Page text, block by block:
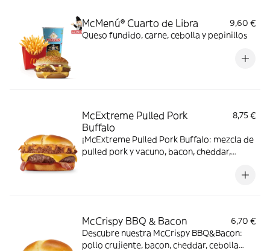
McMenú® Cuarto de Libra
9,60 €
Queso fundido, carne, cebolla y pepinillos
McExtreme Pulled Pork
Buffalo
8,75 €
¡McExtreme Pulled Pork Buffalo: mezcla de
pulled pork y vacuno, bacon, cheddar,
McCrispy BBQ & Bacon
6,70 €
Descubre nuestra McCrispy BBQ&Bacon:
pollo crujiente, bacon, cheddar, cebolla